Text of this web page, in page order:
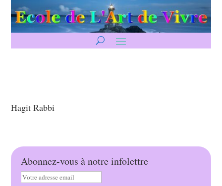
Hagit Rabbi
Abonnez-vous à notre infolettre